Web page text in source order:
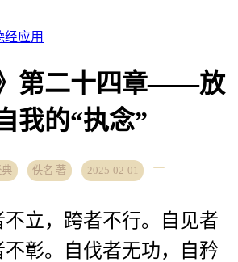
经应用
》第二十四章——放
我的“执念”
佚名 著 2025-02-01
不立，跨者不行。自见者
彰。自伐者无功，自矜